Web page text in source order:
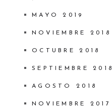
MAYO 2019
NOVIEMBRE 2018
OCTUBRE 2018
SEPTIEMBRE 2018
AGOSTO 2018
NOVIEMBRE 2017